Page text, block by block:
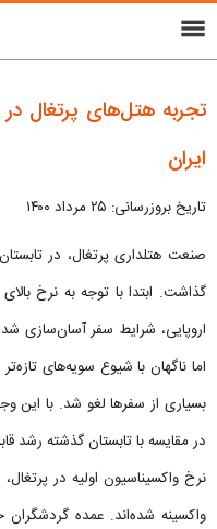
menu
ایران
تاریخ بروزرسانی: ۲۵ مرداد ۱۴۰۰
گذاشت. ابتدا با توجه به نرخ
اروپایی، شرایط سفر آسان‌سازی
اما ناگهان با شیوع سویه‌های
بسیاری از سفرها لغو شد. با این
در مقایسه با تابستان گذشته رشد
واکسینه شده‌اند. عمده گردشگران